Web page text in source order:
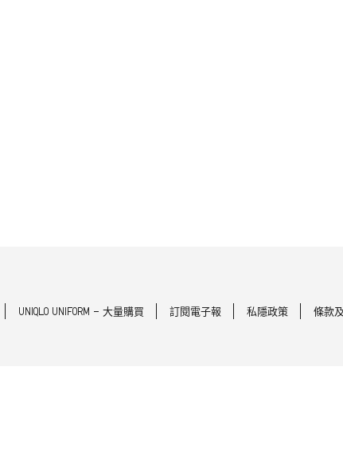
UNIQLO UNIFORM - 大量購買 訂閱電子報 私隱政策 條款